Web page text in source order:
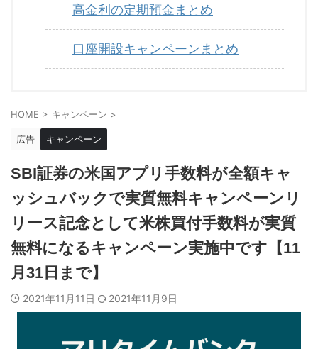
高金利の定期預金まとめ
口座開設キャンペーンまとめ
HOME > キャンペーン >
広告 キャンペーン
SBI証券の米国アプリ手数料が全額キャ
ッシュバックで実質無料キャンペーンリ
リース記念として米株買付手数料が実質
無料になるキャンペーン実施中です【11
月31日まで】
2021年11月11日 2021年11月9日